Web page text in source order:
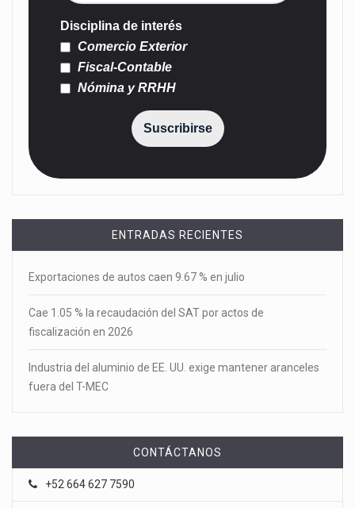
Disciplina de interés
Comercio Exterior
Fiscal-Contable
Nómina y RRHH
Suscribirse
ENTRADAS RECIENTES
Exportaciones de autos caen 9.67 % en julio
Cae 1.05 % la recaudación del SAT por actos de
fiscalización en 2026
Industria del aluminio de EE. UU. exige mantener aranceles
fuera del T-MEC
CONTÁCTANOS
+52 664 627 7590